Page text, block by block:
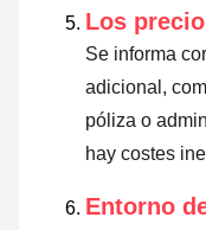
Los
Se informa
adicional,
póliza o
hay costes
Entorno